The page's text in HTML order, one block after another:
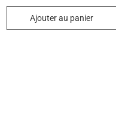
Ajouter au panier